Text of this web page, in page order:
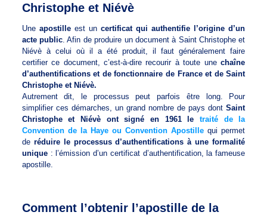
Christophe et Niévè
Une apostilleest un certificat qui authentifie l’origine d’un
acte public . Afin de produire un document à Saint Christophe et
Niévè à celui où il a été produit, il faut généralement faire
certifier ce document, c’est-à-dire recourir à toute unechaîne
d’authentifications et de fonctionnaire de France et de Saint
Christophe et Niévè.
Autrement dit, le processus peut parfois être long. Pour
simplifier ces démarches, un grand nombre de pays dontSaint
Christophe et Niévè ont signé en 1961 le traité de la
Convention de la Haye ou Convention Apostille qui permet
de réduire le processus d’authentifications à une formalité
unique: l’émission d’un certificat d’authentification, la fameuse
apostille.
Comment l’obtenir l’apostille de la